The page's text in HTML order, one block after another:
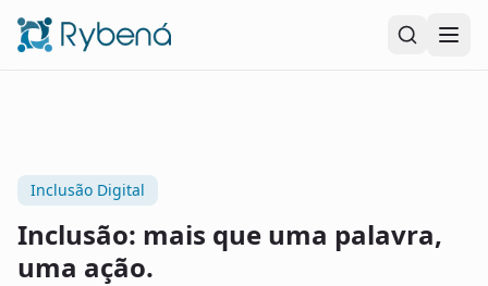
Pular para o conteúdo principal
Inclusão Digital
Inclusão: mais que uma palavra,
uma ação.